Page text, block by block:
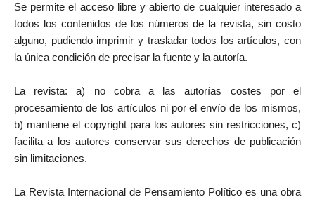
Se permite el acceso libre y abierto de cualquier interesado a
todos los contenidos de los números de la revista, sin costo
alguno, pudiendo imprimir y trasladar todos los artículos, con
la única condición de precisar la fuente y la autoría.
La revista: a) no cobra a las autorías costes por el
procesamiento de los artículos ni por el envío de los mismos,
b) mantiene el copyright para los autores sin restricciones, c)
facilita a los autores conservar sus derechos de publicación
sin limitaciones.
La Revista Internacional de Pensamiento Político es una obra